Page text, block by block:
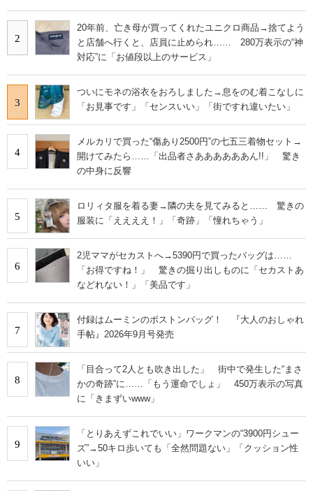
2
20年前、亡き母が買ってくれたユニクロ商品→捨てよう
と店舗へ行くと、店員に止められ…… 280万表示の“神
対応”に「お値段以上のサービス」
3
ついにモネの浴衣をおろしました→息をのむ着こなしに
「お見事です」「センスいい」「街ですれ違いたい」
4
メルカリで買った“傷あり2500円”の七五三着物セット→
開けてみたら……「出品者さああああああん!!」 驚き
の中身に反響
5
ロリィタ服を着る妻→隣の夫を見てみると…… 驚きの
服装に「ええええ！」「奇跡」「憧れちゃう」
6
2児ママがセカストへ→5390円で買ったバッグは……
「お得ですね！」 驚きの掘り出しものに「セカストあ
などれない！」「美品です」
7
付録はムーミンのボストンバッグ！ 『大人のおしゃれ
手帖』2026年9月号発売
8
「目合って2人とも吹き出した」 街中で発生した“まさ
かの奇跡”に……「もう運命でしょ」 450万表示の写真
に「きまずいwww」
9
「とりあえずこれでいい」ワークマンの“3900円シュー
ズ”→50キロ歩いても「全然問題ない」「クッション性
いい」